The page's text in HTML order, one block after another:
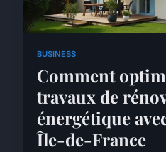
BUSINESS
Comment
travaux de
énergétique
Île-de-France